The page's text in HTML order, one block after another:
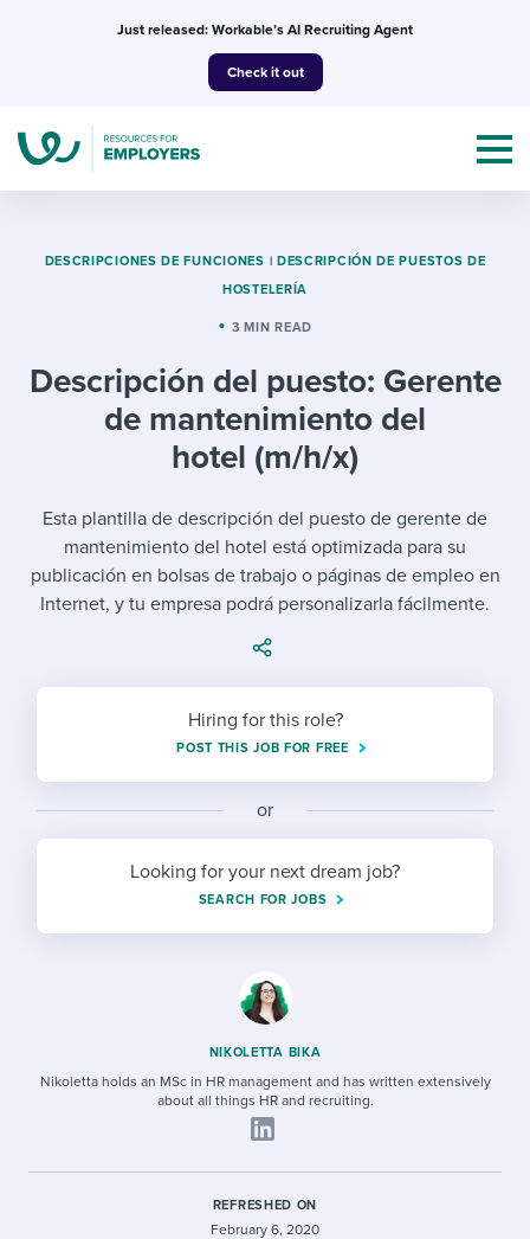
Just released: Workable’s AI Recruiting Agent
Check it out
Topics
I NEED HELP WITH...
Evaluating candidates
Working together with others
Maintaining hiring pipelines
Ensuring compliance
Finding and attracting people
Digitizing work processes
Templates & Guides
Job description templates
Interview question templates
Policy templates
Step-by-step tutorials
Workable Academy
I’m a jobseeker
I WANT TO LEARN ABOUT...
Applying for a job
Interview process
Pay & benefits
Career development
Workable customer stories
Explore Workable
Start a free trial
DESCRIPCIONES DE FUNCIONES | DESCRIPCIÓN DE PUESTOS DE
HOSTELERÍA
3 MIN READ
Descripción del puesto: Gerente
de mantenimiento del
hotel (m/h/x)
Esta plantilla de descripción del puesto de gerente de
mantenimiento del hotel está optimizada para su
publicación en bolsas de trabajo o páginas de empleo en
Internet, y tu empresa podrá personalizarla fácilmente.
Hiring for this role?
POST THIS JOB FOR FREE
or
Looking for your next dream job?
SEARCH FOR JOBS
NIKOLETTA BIKA
Nikoletta holds an MSc in HR management and has written extensively
about all things HR and recruiting.
REFRESHED ON
February 6, 2020